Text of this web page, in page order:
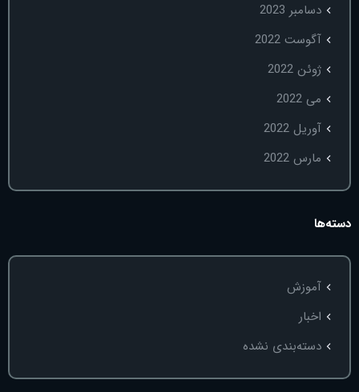
دسامبر 2023
آگوست 2022
ژوئن 2022
می 2022
آوریل 2022
مارس 2022
دسته‌ها
آموزش
اخبار
دسته‌بندی نشده